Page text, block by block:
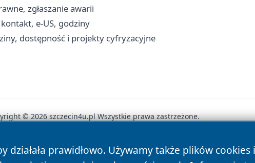
zgłaszanie awarii
e-US, godziny
dostępność i projekty cyfryzacyjne
działała prawidłowo. Używamy także plików
© 2026 szczecin4u.pl Wszystkie prawa zastrzeżone.
Autorzy Polityka Prywatności Polityka Cookies